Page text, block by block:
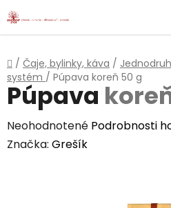
Prejsť
na
Domov
/ Čaje, bylinky, káva /
systém / Púpava koreň 50 g
Púpava
Priemerné
hodnotenie
Neohodnotené Podrobnosti
Značka: Grešík